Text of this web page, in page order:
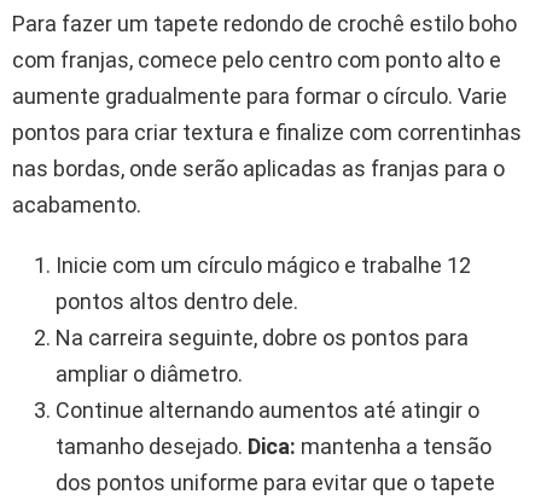
Para fazer um tapete redondo de crochê estilo boho
com franjas, comece pelo centro com ponto alto e
aumente gradualmente para formar o círculo. Varie
pontos para criar textura e finalize com correntinhas
nas bordas, onde serão aplicadas as franjas para o
acabamento.
Inicie com um círculo mágico e trabalhe 12
pontos altos dentro dele.
Na carreira seguinte, dobre os pontos para
ampliar o diâmetro.
Continue alternando aumentos até atingir o
tamanho desejado. Dica: mantenha a tensão
dos pontos uniforme para evitar que o tapete